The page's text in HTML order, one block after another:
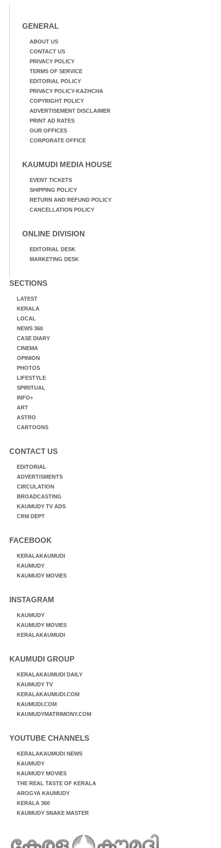
GENERAL
ABOUT US
CONTACT US
PRIVACY POLICY
TERMS OF SERVICE
EDITORIAL POLICY
PRIVACY POLICY-KAZHCHA
COPYRIGHT POLICY
ADVERTISEMENT DISCLAIMER
PRINT AD RATES
OUR OFFICES
CORPORATE OFFICE
KAUMUDI MEDIA HOUSE
EVENT TICKETS
SHIPPING POLICY
RETURN AND REFUND POLICY
CANCELLATION POLICY
ONLINE DIVISION
EDITORIAL DESK
MARKETING DESK
SECTIONS
LATEST
KERALA
LOCAL
NEWS 360
CASE DIARY
CINEMA
OPINION
PHOTOS
LIFESTYLE
SPIRITUAL
INFO+
ART
ASTRO
CARTOONS
CONTACT US
EDITORIAL
ADVERTISMENTS
CIRCULATION
BROADCASTING
KAUMUDY TV ADS
CRM DEPT
FACEBOOK
KERALAKAUMUDI
KAUMUDY
KAUMUDY MOVIES
INSTAGRAM
KAUMUDY
KAUMUDY MOVIES
KERALAKAUMUDI
KAUMUDI GROUP
KERALAKAUMUDI DAILY
KAUMUDY TV
KERALAKAUMUDI.COM
KAUMUDI.COM
KAUMUDYMATRIMONY.COM
YOUTUBE CHANNELS
KERALAKAUMUDI NEWS
KAUMUDY
KAUMUDY MOVIES
THE REAL TASTE OF KERALA
AROGYA KAUMUDY
KERALA 360
KAUMUDY SNAKE MASTER